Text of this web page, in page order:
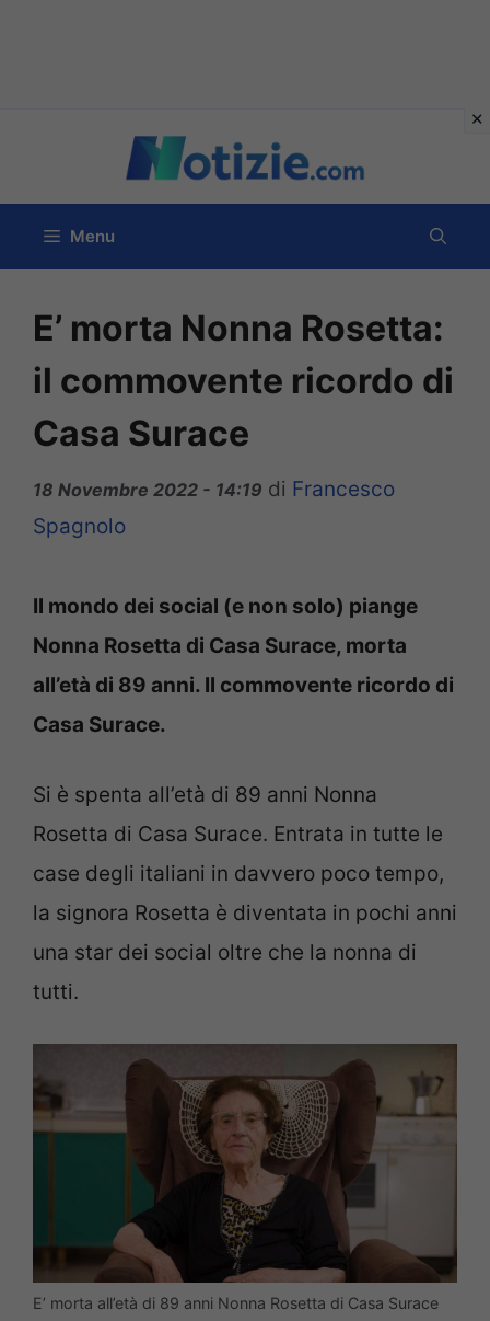
contenuto
Menu
E’ morta Nonna Rosetta:
il commovente ricordo di
Casa Surace
18 Novembre 2022 - 14:19 di Francesco
Spagnolo
Il mondo dei social (e non solo) piange
Nonna Rosetta di Casa Surace, morta
all’età di 89 anni. Il commovente ricordo di
Casa Surace.
Si è spenta all’età di 89 anni Nonna
Rosetta di Casa Surace. Entrata in tutte le
case degli italiani in davvero poco tempo,
la signora Rosetta è diventata in pochi anni
una star dei social oltre che la nonna di
tutti.
E’ morta all’età di 89 anni Nonna Rosetta di Casa Surace